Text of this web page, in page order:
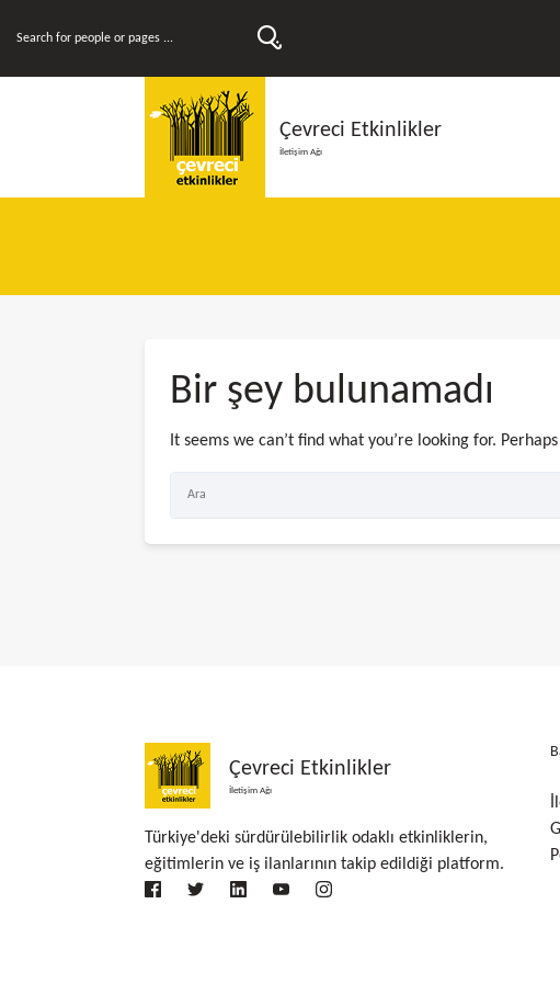
Çevreci Etkinlikler
İletişim Ağı
Bir şey bulunamadı
It seems we can’t find what you’re looking for.
Çevreci Etkinlikler
İletişim Ağı
Türkiye'deki sürdürülebilirlik odaklı etkinliklerin,
eğitimlerin ve iş ilanlarının takip edildiği platform.